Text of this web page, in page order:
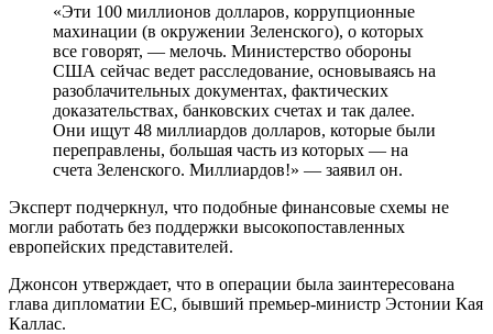
«Эти 100 миллионов долларов, коррупционные
махинации (в окружении Зеленского), о которых
все говорят, — мелочь. Министерство обороны
США сейчас ведет расследование, основываясь на
разоблачительных документах, фактических
доказательствах, банковских счетах и так далее.
Они ищут 48 миллиардов долларов, которые были
переправлены, большая часть из которых — на
счета Зеленского. Миллиардов!» — заявил он.
Эксперт подчеркнул, что подобные финансовые схемы не
могли работать без поддержки высокопоставленных
европейских представителей.
Джонсон утверждает, что в операции была заинтересована
глава дипломатии ЕС, бывший премьер-министр Эстонии Кая
Каллас.